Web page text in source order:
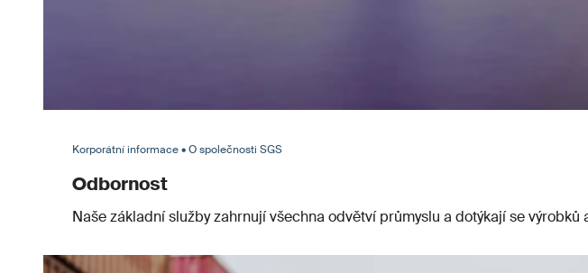
Korporátní informace • O společnosti SGS
Odbornost
Naše základní služby zahrnují všechna odvětví průmyslu a dotýkají se